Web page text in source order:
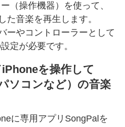
（操作機器）を使って、
た音楽を再生します。
ーやコントローラーとして
定が必要です。
を操作して
ソコンなど）の音楽
に専用アプリSongPalを